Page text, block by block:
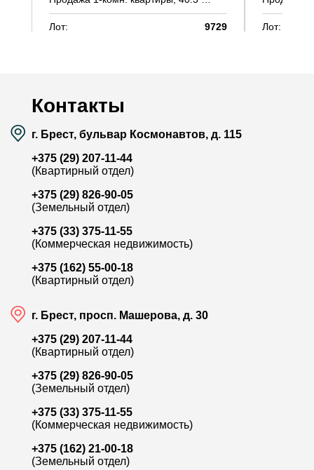
Лот:
9729
Лот:
Контакты
г. Брест, бульвар Космонавтов, д. 115
+375 (29) 207-11-44
(Квартирный отдел)
+375 (29) 826-90-05
(Земельный отдел)
+375 (33) 375-11-55
(Коммерческая недвижимость)
+375 (162) 55-00-18
(Квартирный отдел)
г. Брест, просп. Машерова, д. 30
+375 (29) 207-11-44
(Квартирный отдел)
+375 (29) 826-90-05
(Земельный отдел)
+375 (33) 375-11-55
(Коммерческая недвижимость)
+375 (162) 21-00-18
(Земельный отдел)